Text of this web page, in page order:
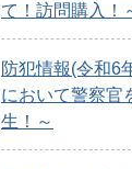
て！訪問購入！
防犯情報(令和6
において警察官
生！～